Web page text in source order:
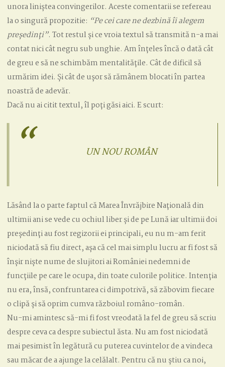
unora liniștea convingerilor. Aceste comentarii se refereau
la o singură propozitie: “Pe cei care ne dezbină îi alegem
președinți”. Tot restul și ce vroia textul să transmită n-a mai
contat nici cât negru sub unghie. Am înțeles încă o dată cât
de greu e să ne schimbăm mentalitățile. Cât de dificil să
urmărim idei. Și cât de ușor să rămânem blocati în partea
noastră de adevăr.
Dacă nu ai citit textul, îl poți găsi aici. E scurt:
UN NOU ROMÂN
Lăsând la o parte faptul că Marea Învrăjbire Națională din
ultimii ani se vede cu ochiul liber și de pe Lună iar ultimii doi
președinți au fost regizorii ei principali, eu nu m-am ferit
niciodată să fiu direct, așa că cel mai simplu lucru ar fi fost să
înșir niște nume de slujitori ai României nedemni de
funcțiile pe care le ocupa, din toate culorile politice. Intenția
nu era, însă, confruntarea ci dimpotrivă, să zăbovim fiecare
o clipă și să oprim cumva războiul româno-român.
Nu-mi amintesc să-mi fi fost vreodată la fel de greu să scriu
despre ceva ca despre subiectul ăsta. Nu am fost niciodată
mai pesimist în legătură cu puterea cuvintelor de a vindeca
sau măcar de a ajunge la celălalt. Pentru că nu știu ca noi,